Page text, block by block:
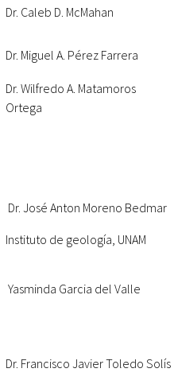
Dr. Caleb D. McMahan
Dr. Miguel A. Pérez Farrera
Dr. Wilfredo A. Matamoros
Ortega
Dr. José Anton Moreno Bedmar
Instituto de geología, UNAM
Yasminda Garcia del Valle
Dr. Francisco Javier Toledo Solís